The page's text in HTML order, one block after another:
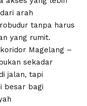
arah
tanpa harus
yang rumit.
Magelang –
sekadar
jalan, tapi
besar bagi